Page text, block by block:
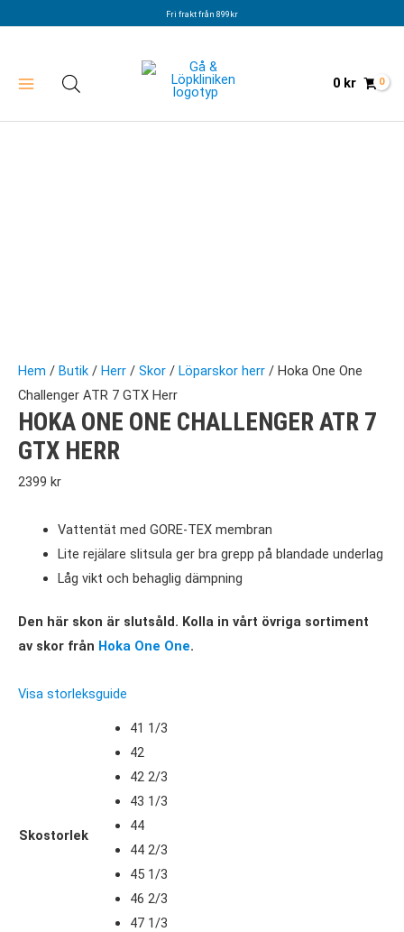
Fri frakt från 899kr
0 kr
Hem / Butik / Herr / Skor / Löparskor herr / Hoka One One
Challenger ATR 7 GTX Herr
HOKA ONE ONE CHALLENGER ATR 7
GTX HERR
2399 kr
Vattentät med GORE-TEX membran
Lite rejälare slitsula ger bra grepp på blandade underlag
Låg vikt och behaglig dämpning
Den här skon är slutsåld. Kolla in vårt övriga sortiment
av skor från Hoka One One.
Visa storleksguide
Skostorlek
41 1/3
42
42 2/3
43 1/3
44
44 2/3
45 1/3
46 2/3
47 1/3